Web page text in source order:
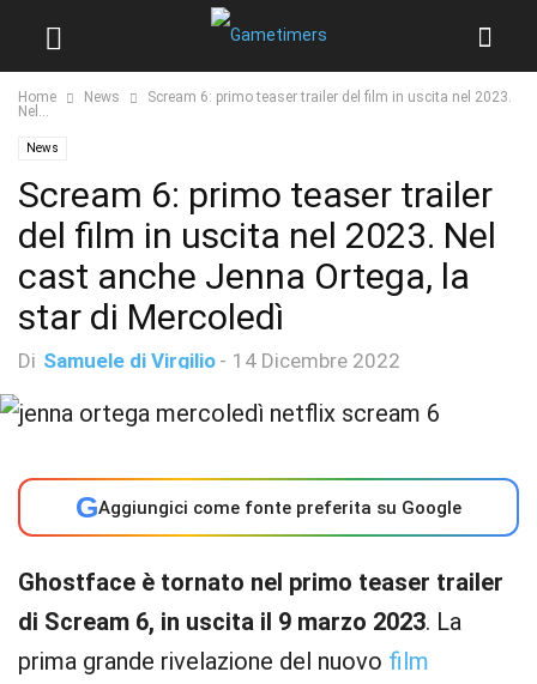
Home News
Scream 6: primo teaser trailer del film in uscita nel 2023.
Nel...
News
Scream 6: primo teaser trailer
del film in uscita nel 2023. Nel
cast anche Jenna Ortega, la
star di Mercoledì
Di Samuele di Virgilio - 14 Dicembre 2022
GAggiungici come fonte preferita su Google
Ghostface è tornato nel primo teaser trailer
di Scream 6, in uscita il 9 marzo 2023. La
prima grande rivelazione del nuovo film